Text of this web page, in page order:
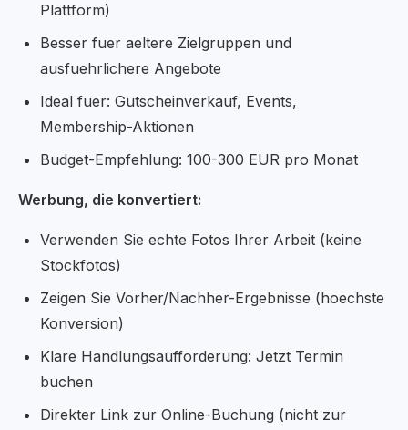
Plattform)
Besser fuer aeltere Zielgruppen und
ausfuehrlichere Angebote
Ideal fuer: Gutscheinverkauf, Events,
Membership-Aktionen
Budget-Empfehlung: 100-300 EUR pro Monat
Werbung, die konvertiert:
Verwenden Sie echte Fotos Ihrer Arbeit (keine
Stockfotos)
Zeigen Sie Vorher/Nachher-Ergebnisse (hoechste
Konversion)
Klare Handlungsaufforderung: Jetzt Termin
buchen
Direkter Link zur Online-Buchung (nicht zur